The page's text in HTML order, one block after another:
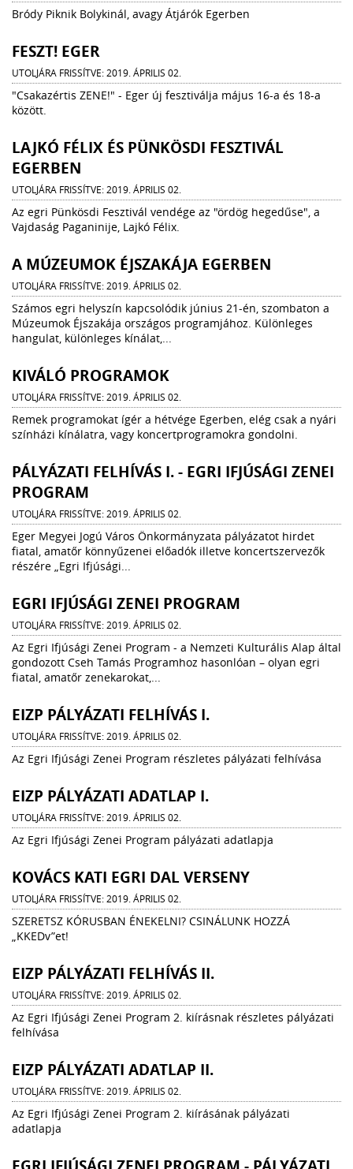
Bródy Piknik Bolykinál, avagy Átjárók Egerben
FESZT! EGER
UTOLJÁRA FRISSÍTVE: 2019. ÁPRILIS 02.
"Csakazértis ZENE!" - Eger új fesztiválja május 16-a és 18-a
között.
LAJKÓ FÉLIX ÉS PÜNKÖSDI FESZTIVÁL
EGERBEN
UTOLJÁRA FRISSÍTVE: 2019. ÁPRILIS 02.
Az egri Pünkösdi Fesztivál vendége az "ördög hegedűse", a
Vajdaság Paganinije, Lajkó Félix.
A MÚZEUMOK ÉJSZAKÁJA EGERBEN
UTOLJÁRA FRISSÍTVE: 2019. ÁPRILIS 02.
Számos egri helyszín kapcsolódik június 21-én, szombaton a
Múzeumok Éjszakája országos programjához. Különleges
hangulat, különleges kínálat,...
KIVÁLÓ PROGRAMOK
UTOLJÁRA FRISSÍTVE: 2019. ÁPRILIS 02.
Remek programokat ígér a hétvége Egerben, elég csak a nyári
színházi kínálatra, vagy koncertprogramokra gondolni.
PÁLYÁZATI FELHÍVÁS I. - EGRI IFJÚSÁGI ZENEI
PROGRAM
UTOLJÁRA FRISSÍTVE: 2019. ÁPRILIS 02.
Eger Megyei Jogú Város Önkormányzata pályázatot hirdet
fiatal, amatőr könnyűzenei előadók illetve koncertszervezők
részére „Egri Ifjúsági...
EGRI IFJÚSÁGI ZENEI PROGRAM
UTOLJÁRA FRISSÍTVE: 2019. ÁPRILIS 02.
Az Egri Ifjúsági Zenei Program - a Nemzeti Kulturális Alap által
gondozott Cseh Tamás Programhoz hasonlóan – olyan egri
fiatal, amatőr zenekarokat,...
EIZP PÁLYÁZATI FELHÍVÁS I.
UTOLJÁRA FRISSÍTVE: 2019. ÁPRILIS 02.
Az Egri Ifjúsági Zenei Program részletes pályázati felhívása
EIZP PÁLYÁZATI ADATLAP I.
UTOLJÁRA FRISSÍTVE: 2019. ÁPRILIS 02.
Az Egri Ifjúsági Zenei Program pályázati adatlapja
KOVÁCS KATI EGRI DAL VERSENY
UTOLJÁRA FRISSÍTVE: 2019. ÁPRILIS 02.
SZERETSZ KÓRUSBAN ÉNEKELNI? CSINÁLUNK HOZZÁ
„KKEDv”et!
EIZP PÁLYÁZATI FELHÍVÁS II.
UTOLJÁRA FRISSÍTVE: 2019. ÁPRILIS 02.
Az Egri Ifjúsági Zenei Program 2. kiírásnak részletes pályázati
felhívása
EIZP PÁLYÁZATI ADATLAP II.
UTOLJÁRA FRISSÍTVE: 2019. ÁPRILIS 02.
Az Egri Ifjúsági Zenei Program 2. kiírásának pályázati
adatlapja